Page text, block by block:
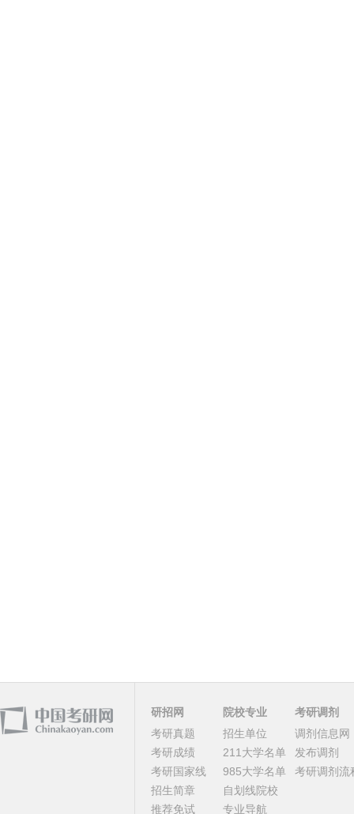
研招网
考研真题
考研成绩
考研国家线
招生简章
推荐免试
院校专业
招生单位
211大学名单
985大学名单
自划线院校
专业导航
考研调剂
调剂信息网
发布调剂
考研调剂流